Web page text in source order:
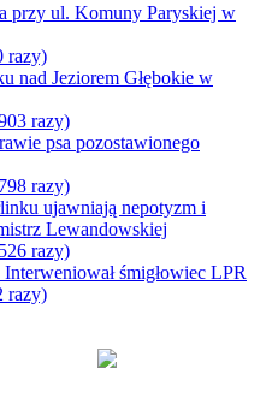
przy ul. Komuny Paryskiej w
razy)
nad Jeziorem Głębokie w
razy)
psa pozostawionego
razy)
ujawniają nepotyzm i
Lewandowskiej
razy)
śmigłowiec LPR
razy)